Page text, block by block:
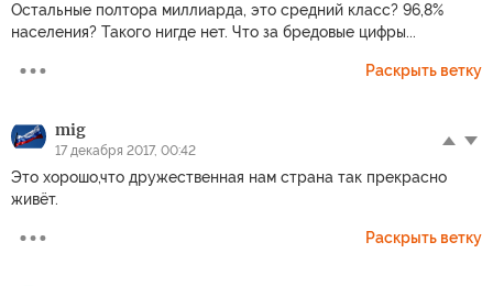
Остальные полтора миллиарда, это средний класс? 96,8%
населения? Такого нигде нет. Что за бредовые цифры...
Раскрыть ветку
mig
17 декабря 2017, 00:42
Это хорошо,что дружественная нам страна так прекрасно
живёт.
Раскрыть ветку